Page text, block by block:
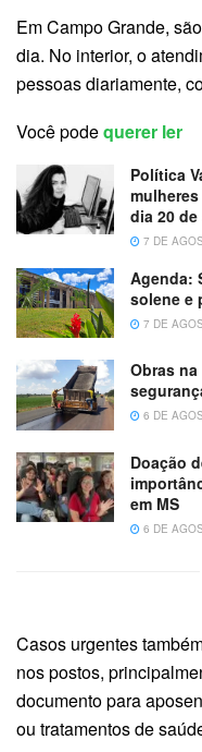
Em Campo Grande,
dia. No interior, o
pessoas diariamente,
Você podequerer ler
Política
dia 20
7 DE
Agenda:
solene e
7 DE
Obras na
6 DE
Doação
em MS
6 DE
Casos urgentes
nos postos,
documento para
ou tratamentos de